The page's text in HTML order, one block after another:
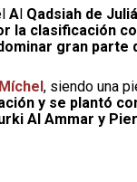
Al Qadsiah de
la clasificación
gran parte
, siendo una
y se plantó
Al Ammar y